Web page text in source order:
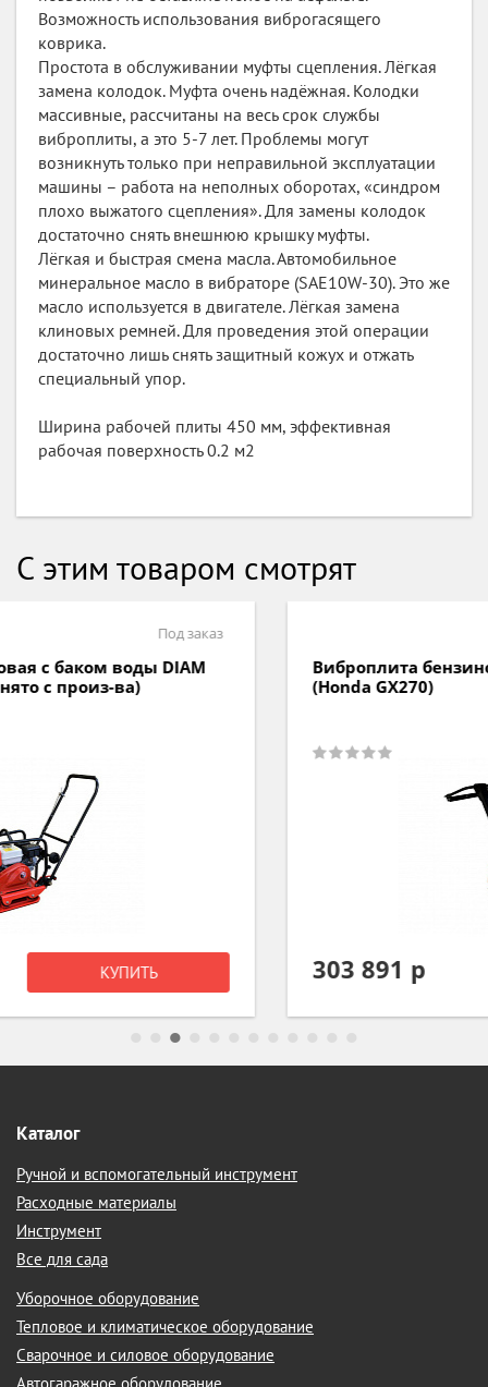
Возможность использования виброгасящего
коврика.
Простота в обслуживании муфты сцепления. Лёгкая
замена колодок. Муфта очень надёжная. Колодки
массивные, рассчитаны на весь срок службы
виброплиты, а это 5-7 лет. Проблемы могут
возникнуть только при неправильной эксплуатации
машины – работа на неполных оборотах, «синдром
плохо выжатого сцепления». Для замены колодок
достаточно снять внешнюю крышку муфты.
Лёгкая и быстрая смена масла. Автомобильное
минеральное масло в вибраторе (SAE10W-30). Это же
масло используется в двигателе. Лёгкая замена
клиновых ремней. Для проведения этой операции
достаточно лишь снять защитный кожух и отжать
специальный упор.
Ширина рабочей плиты 450 мм, эффективная
рабочая поверхность 0.2 м2
С этим товаром смотрят
Виброплита бензиновая СПЛИТСТОУН VS-309
(Honda GX270)
303 891 р КУПИТЬ
Каталог
Ручной и вспомогательный инструмент
Расходные материалы
Инструмент
Все для сада
Уборочное оборудование
Тепловое и климатическое оборудование
Сварочное и силовое оборудование